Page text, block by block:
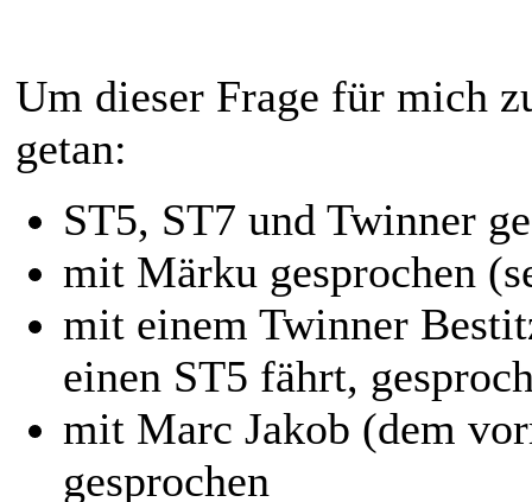
Um dieser Frage für mich
getan:
ST5, ST7 und Twinner
mit Märku gesprochen
mit einem Twinner
einen ST5 fährt,
mit Marc Jakob (dem
gesprochen